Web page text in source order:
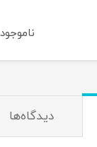
ناموجود
دیدگاه‌ها